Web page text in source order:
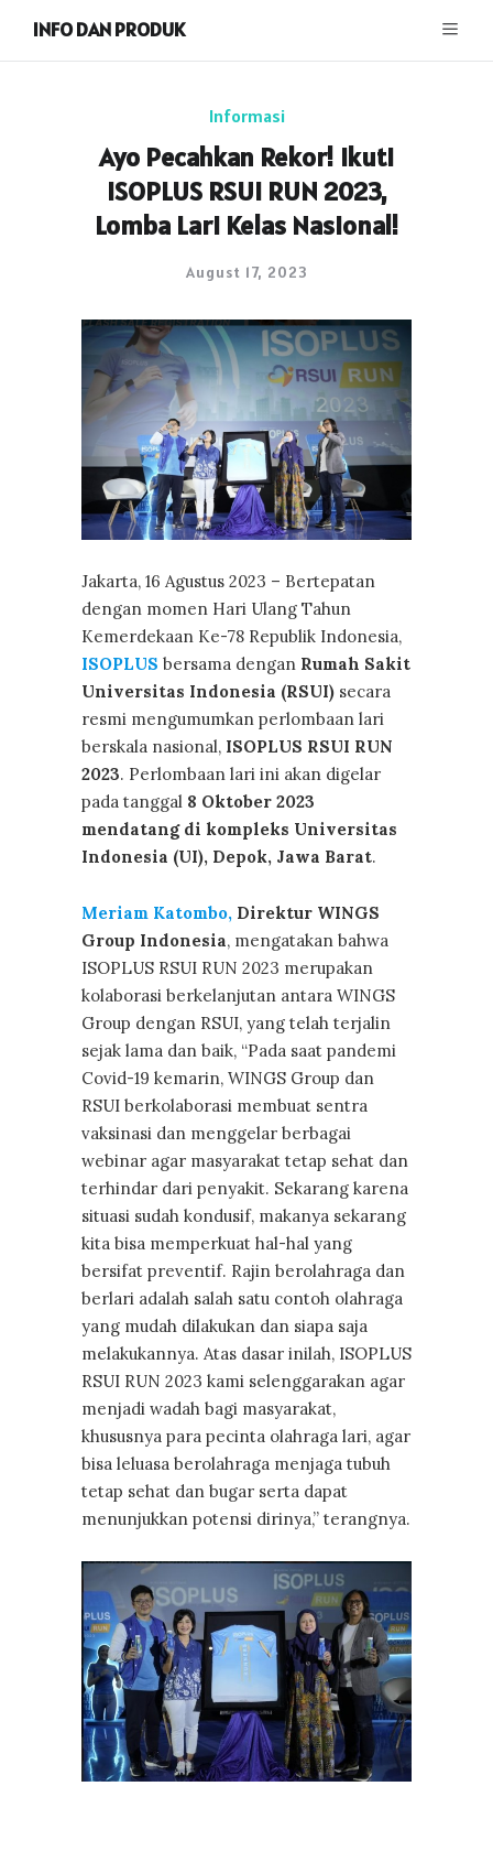
INFO DAN PRODUK
Informasi
Ayo Pecahkan Rekor! Ikuti
ISOPLUS RSUI RUN 2023,
Lomba Lari Kelas Nasional!
August 17, 2023
Jakarta, 16 Agustus 2023 – Bertepatan
dengan momen Hari Ulang Tahun
Kemerdekaan Ke-78 Republik Indonesia,
ISOPLUS bersama dengan Rumah Sakit
Universitas Indonesia (RSUI) secara
resmi mengumumkan perlombaan lari
berskala nasional, ISOPLUS RSUI RUN
2023. Perlombaan lari ini akan digelar
pada tanggal 8 Oktober 2023
mendatang di kompleks Universitas
Indonesia (UI), Depok, Jawa Barat.
Meriam Katombo, Direktur WINGS
Group Indonesia, mengatakan bahwa
ISOPLUS RSUI RUN 2023 merupakan
kolaborasi berkelanjutan antara WINGS
Group dengan RSUI, yang telah terjalin
sejak lama dan baik, “Pada saat pandemi
Covid-19 kemarin, WINGS Group dan
RSUI berkolaborasi membuat sentra
vaksinasi dan menggelar berbagai
webinar agar masyarakat tetap sehat dan
terhindar dari penyakit. Sekarang karena
situasi sudah kondusif, makanya sekarang
kita bisa memperkuat hal-hal yang
bersifat preventif. Rajin berolahraga dan
berlari adalah salah satu contoh olahraga
yang mudah dilakukan dan siapa saja
melakukannya. Atas dasar inilah, ISOPLUS
RSUI RUN 2023 kami selenggarakan agar
menjadi wadah bagi masyarakat,
khususnya para pecinta olahraga lari, agar
bisa leluasa berolahraga menjaga tubuh
tetap sehat dan bugar serta dapat
menunjukkan potensi dirinya,” terangnya.